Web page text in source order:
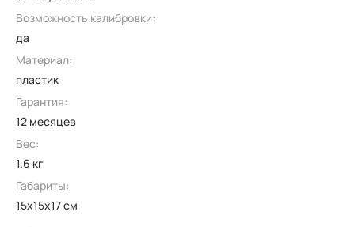
Возможность калибровки:
да
Материал:
пластик
Гарантия:
12 месяцев
Вес:
1.6 кг
Габариты:
15x15x17 см